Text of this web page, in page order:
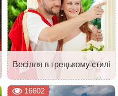
Весілля в грецькому стилі
16602